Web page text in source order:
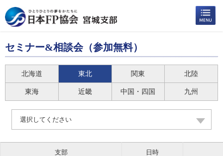
セミナー&相談会（参加無料）
北海道 東北 関東 北陸
東海 近畿 中国・四国 九州
選択してください
支部
日時